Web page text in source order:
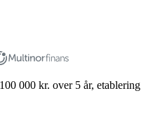
000 kr. over 5 år, etablering